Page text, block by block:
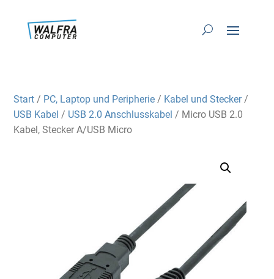
Start / PC, Laptop und Peripherie / Kabel und Stecker/
USB Kabel / USB 2.0 Anschlusskabel / Micro USB 2.0
Kabel, Stecker A/USB Micro